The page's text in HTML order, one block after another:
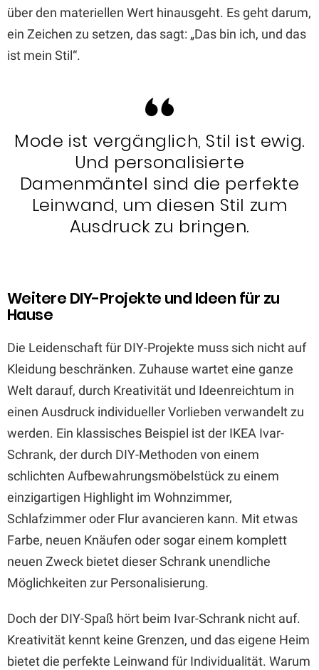
über den materiellen Wert hinausgeht. Es geht darum,
ein Zeichen zu setzen, das sagt: „Das bin ich, und das
ist mein Stil“.
Mode ist vergänglich, Stil ist ewig.
Und personalisierte
Damenmäntel sind die perfekte
Leinwand, um diesen Stil zum
Ausdruck zu bringen.
Weitere DIY-Projekte und Ideen für zu
Hause
Die Leidenschaft für DIY-Projekte muss sich nicht auf
Kleidung beschränken. Zuhause wartet eine ganze
Welt darauf, durch Kreativität und Ideenreichtum in
einen Ausdruck individueller Vorlieben verwandelt zu
werden. Ein klassisches Beispiel ist der IKEA Ivar-
Schrank, der durch DIY-Methoden von einem
schlichten Aufbewahrungsmöbelstück zu einem
einzigartigen Highlight im Wohnzimmer,
Schlafzimmer oder Flur avancieren kann. Mit etwas
Farbe, neuen Knäufen oder sogar einem komplett
neuen Zweck bietet dieser Schrank unendliche
Möglichkeiten zur Personalisierung.
Doch der DIY-Spaß hört beim Ivar-Schrank nicht auf.
Kreativität kennt keine Grenzen, und das eigene Heim
bietet die perfekte Leinwand für Individualität. Warum